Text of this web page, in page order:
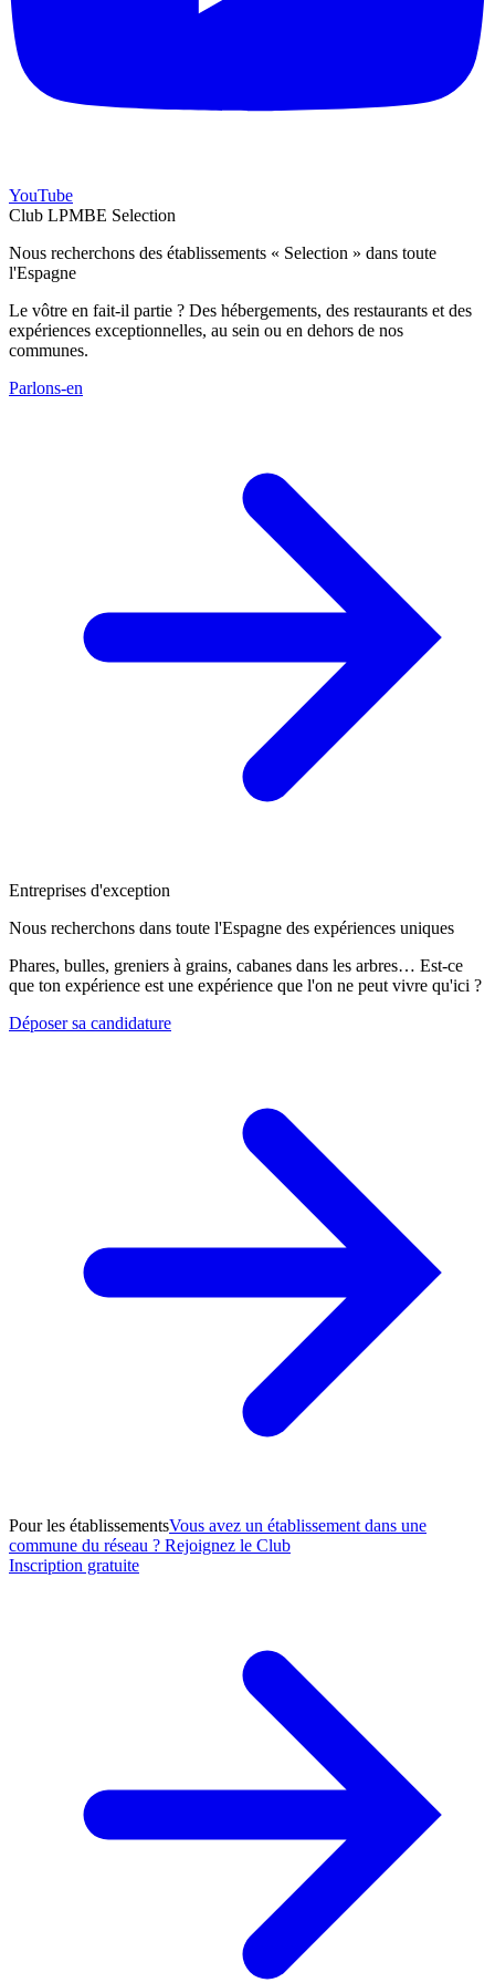
YouTube
Club LPMBE Selection
Nous recherchons des établissements « Selection » dans toute
l'Espagne
Le vôtre en fait-il partie ? Des hébergements, des restaurants et des
expériences exceptionnelles, au sein ou en dehors de nos
communes.
Parlons-en
Entreprises d'exception
Nous recherchons dans toute l'Espagne des expériences uniques
Phares, bulles, greniers à grains, cabanes dans les arbres… Est-ce
que ton expérience est une expérience que l'on ne peut vivre qu'ici ?
Déposer sa candidature
Pour les établissementsVous avez un établissement dans une
commune du réseau ? Rejoignez le Club
Inscription gratuite